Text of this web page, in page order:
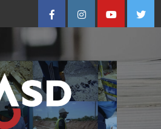
FacebookInstagramYoutube